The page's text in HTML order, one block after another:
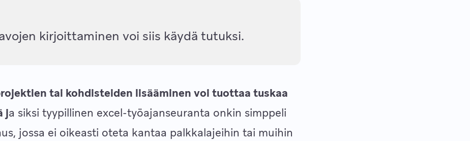
kirjoittaminen voi siis käydä tutuksi.
tai kohdisteiden lisääminen voi tuottaa tuskaa
ja siksi tyypillinen excel-työajanseuranta onkin simppeli
jossa ei oikeasti oteta kantaa palkkalajeihin tai muihin